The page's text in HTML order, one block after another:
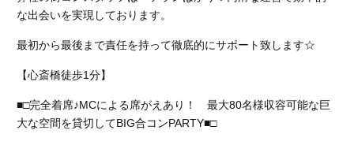
な出会いを実現しております。
最初から最後まで責任を持って徹底的にサポート致します☆
【心斎橋徒歩1分】
■□完全着席♪MCによる席がえあり！ 最大80名様収容可能な巨
大な空間を貸切してBIG合コンPARTY■□